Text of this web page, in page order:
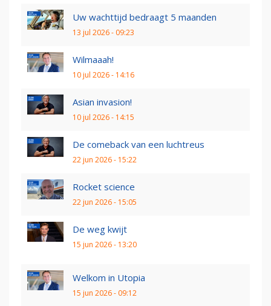
Uw wachttijd bedraagt 5 maanden
13 jul 2026 - 09:23
Wilmaaah!
10 jul 2026 - 14:16
Asian invasion!
10 jul 2026 - 14:15
De comeback van een luchtreus
22 jun 2026 - 15:22
Rocket science
22 jun 2026 - 15:05
De weg kwijt
15 jun 2026 - 13:20
Welkom in Utopia
15 jun 2026 - 09:12